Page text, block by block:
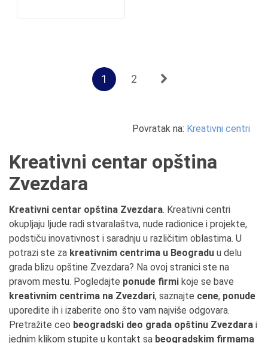
1 2
Povratak na: Kreativni centri
Kreativni centar opština
Zvezdara
Kreativni centar opština Zvezdara. Kreativni centri
okupljaju ljude radi stvaralaštva, nude radionice i projekte,
podstiču inovativnost i saradnju u različitim oblastima. U
potrazi ste za kreativnim centrima u Beogradu u delu
grada blizu opštine Zvezdara? Na ovoj stranici ste na
pravom mestu. Pogledajte ponude firmi koje se bave
kreativnim centrima na Zvezdari, saznajte cene, ponude
uporedite ih i izaberite ono što vam najviše odgovara.
Pretražite ceo beogradski deo grada opštinu Zvezdara i
jednim klikom stupite u kontakt sa beogradskim firmama